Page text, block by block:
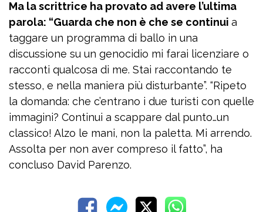
Ma la scrittrice ha provato ad avere l’ultima
parola: “Guarda che non è che se continui a
taggare un programma di ballo in una
discussione su un genocidio mi farai licenziare o
racconti qualcosa di me. Stai raccontando te
stesso, e nella maniera più disturbante”. “Ripeto
la domanda: che c’entrano i due turisti con quelle
immagini? Continui a scappare dal punto…un
classico! Alzo le mani, non la paletta. Mi arrendo.
Assolta per non aver compreso il fatto”, ha
concluso David Parenzo.